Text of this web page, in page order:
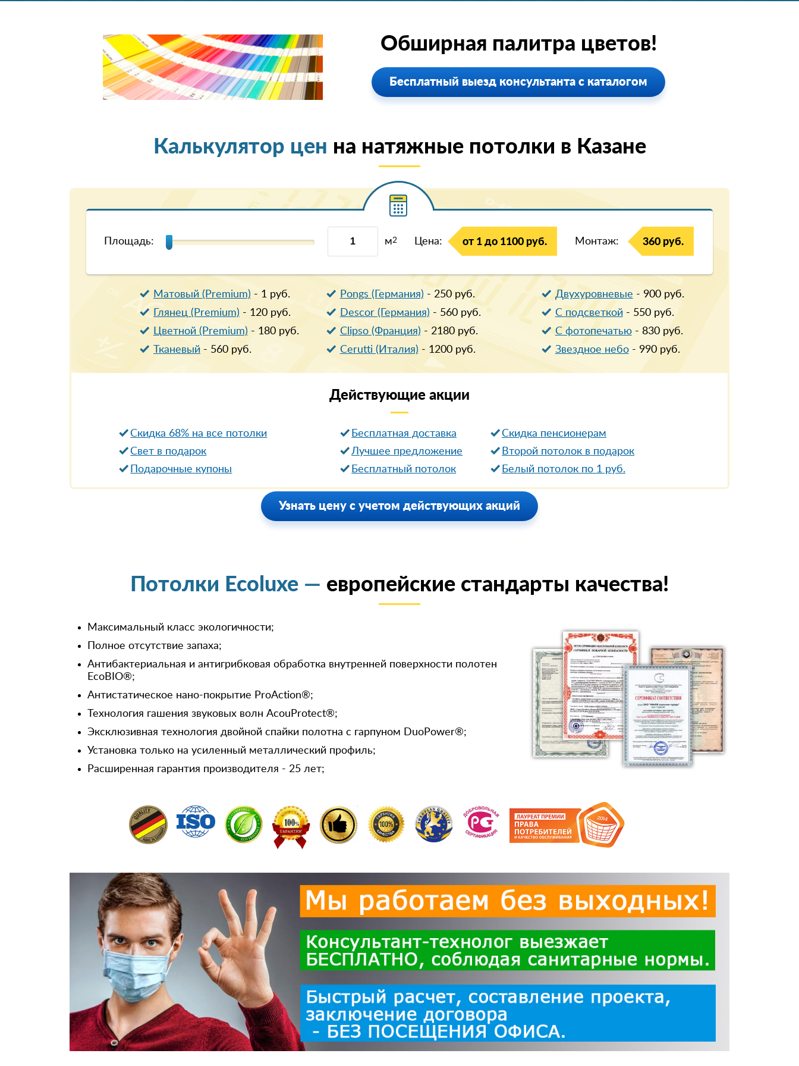
Обширная палитра цветов!
Бесплатный выезд консультанта с каталогом
Калькулятор цен на натяжные потолки в Казанe
Площадь: м2 Цена: от 1 до 1100 руб. Монтаж: 360 руб.
Матовый (Premium) - 1руб. Двухуровневые - 900руб.
Pongs (Германия) - 250руб.
Глянец (Premium) - 120руб. С подсветкой- 550руб.
Descor (Германия) - 560руб.
Цветной (Premium) - 180руб. С фотопечатью- 830руб.
Clipso (Франция) - 2180руб.
Тканевый- 560руб. Звездное небо- 990руб.
Cerutti (Италия) - 1200руб.
Действующие акции
Скидка 68% на все потолки Бесплатная доставка
Cкидка пенсионерам
Свет в подарок
Лучшее предложение
Второй потолок в подарок
Подарочные купоны
Бесплатный потолок Белый потолок по 1 руб.
Узнать цену с учетом действующих акций
Потолки Ecoluxe — европейские стандарты качества!
Максимальный класс экологичности;
Полное отсутствие запаха;
Антибактериальная и антигрибковая обработка внутренней поверхности полотен
EcoBIO®;
Антистатическое нано-покрытие ProAction®;
Технология гашения звуковых волн AcouProtect®;
Эксклюзивная технология двойной спайки полотна с гарпуном DuoPower®;
Установка только на усиленный металлический профиль;
Расширенная гарантия производителя - 25 лет;